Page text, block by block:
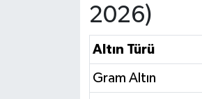
2026)
Altın Türü
Gram Altın